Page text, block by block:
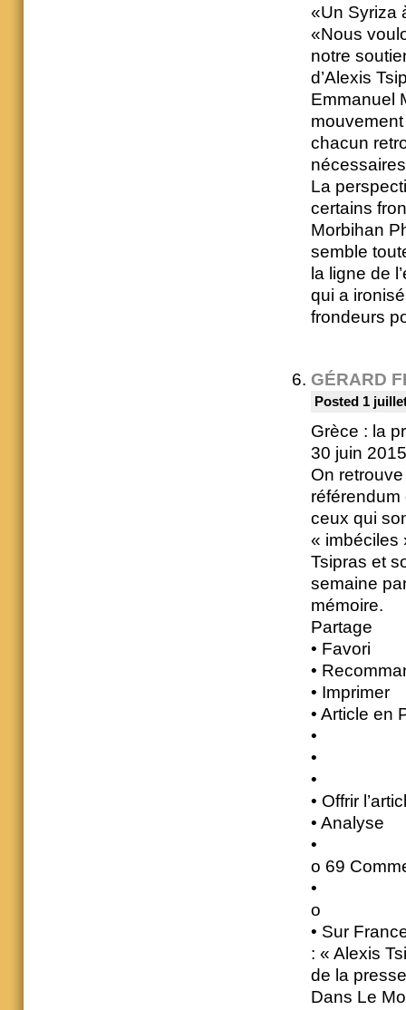
«Un Syriza
«Nous
notre
d’Alexis
Emmanuel
chacun
La
certains
Morbihan
semble
la ligne de
qui a
frondeurs
GÉRARD
Posted 1
Grèce : la
30 juin
On
référendum
ceux qui
« imbéciles
Tsipras et
semaine
mémoire.
Partage
• Favori
•
• Imprimer
• Article en
•
•
•
• Offrir
• Analyse
•
o 69
•
o
• Sur
: « Alexis
de la
Dans Le